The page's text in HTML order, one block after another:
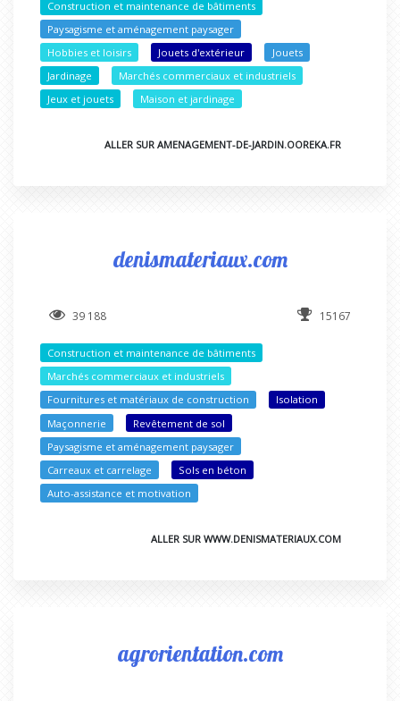
Construction et maintenance de bâtiments
Paysagisme et aménagement paysager
Hobbies et loisirs
Jouets d'extérieur
Jouets
Jardinage
Marchés commerciaux et industriels
Jeux et jouets
Maison et jardinage
ALLER SUR AMENAGEMENT-DE-JARDIN.OOREKA.FR
denismateriaux.com
39 188 15167
Construction et maintenance de bâtiments
Marchés commerciaux et industriels
Fournitures et matériaux de construction
Isolation
Maçonnerie
Revêtement de sol
Paysagisme et aménagement paysager
Carreaux et carrelage
Sols en béton
Auto-assistance et motivation
ALLER SUR WWW.DENISMATERIAUX.COM
agrorientation.com